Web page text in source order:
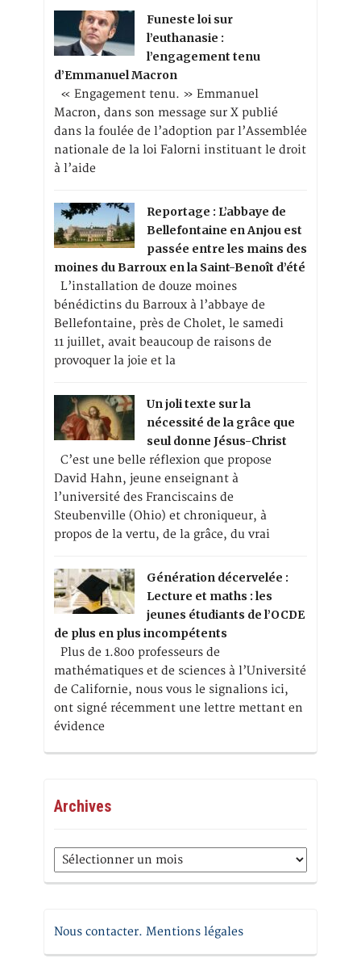
Funeste loi sur
l’euthanasie :
l’engagement tenu
d’Emmanuel Macron
« Engagement tenu. » Emmanuel
Macron, dans son message sur X publié
dans la foulée de l’adoption par l’Assemblée
nationale de la loi Falorni instituant le droit
à l’aide
Reportage : L’abbaye de
Bellefontaine en Anjou est
passée entre les mains des
moines du Barroux en la Saint-Benoît d’été
L’installation de douze moines
bénédictins du Barroux à l’abbaye de
Bellefontaine, près de Cholet, le samedi
11 juillet, avait beaucoup de raisons de
provoquer la joie et la
Un joli texte sur la
nécessité de la grâce que
seul donne Jésus-Christ
C’est une belle réflexion que propose
David Hahn, jeune enseignant à
l’université des Franciscains de
Steubenville (Ohio) et chroniqueur, à
propos de la vertu, de la grâce, du vrai
Génération décervelée :
Lecture et maths : les
jeunes étudiants de l’OCDE
de plus en plus incompétents
Plus de 1.800 professeurs de
mathématiques et de sciences à l’Université
de Californie, nous vous le signalions ici,
ont signé récemment une lettre mettant en
évidence
Archives
Archives
Nous contacter. Mentions légales